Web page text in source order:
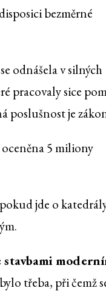
bezměrné
odnášela v silných
pracovaly sice
poslušnost je
5 miliony
jde o
třeba, při čemž